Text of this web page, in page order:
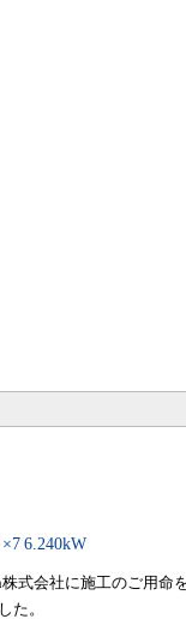
6.240kW
式会社に施工のご用命
た。